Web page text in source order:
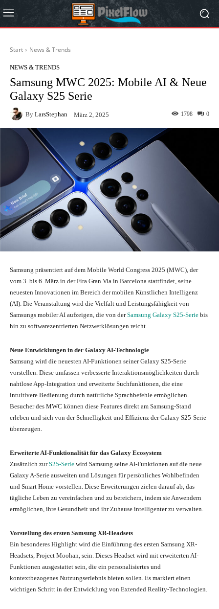
Start News & Trends
NEWS & TRENDS
Samsung MWC 2025: Mobile AI & Neue
Galaxy S25 Serie
By LarsStephan März 2, 2025 0
1798
Samsung präsentiert auf dem Mobile World Congress 2025 (MWC), der
vom 3. bis 6. März in der Fira Gran Via in Barcelona stattfindet, seine
neuesten Innovationen im Bereich der mobilen Künstlichen Intelligenz
(AI). Die Veranstaltung wird die Vielfalt und Leistungsfähigkeit von
Samsungs mobiler AI aufzeigen, die von derSamsung Galaxy S25-Serie bis
hin zu softwarezentrierten Netzwerklösungen reicht.
Neue Entwicklungen in der Galaxy AI-Technologie
Samsung wird die neuesten AI-Funktionen seiner Galaxy S25-Serie
vorstellen. Diese umfassen verbesserte Interaktionsmöglichkeiten durch
nahtlose App-Integration und erweiterte Suchfunktionen, die eine
intuitivere Bedienung durch natürliche Sprachbefehle ermöglichen.
Besucher des MWC können diese Features direkt am Samsung-Stand
erleben und sich von der Schnelligkeit und Effizienz der Galaxy S25-Serie
überzeugen.
Erweiterte AI-Funktionalität für das Galaxy Ecosystem
Zusätzlich zurS25-Serie wird Samsung seine AI-Funktionen auf die neue
Galaxy A-Serie ausweiten und Lösungen für persönliches Wohlbefinden
und Smart Home vorstellen. Diese Erweiterungen zielen darauf ab, das
tägliche Leben zu vereinfachen und zu bereichern, indem sie Anwendern
ermöglichen, ihre Gesundheit und ihr Zuhause intelligenter zu verwalten.
Vorstellung des ersten Samsung XR-Headsets
Ein besonderes Highlight wird die Einführung des ersten Samsung XR-
Headsets, Project Moohan, sein. Dieses Headset wird mit erweiterten AI-
Funktionen ausgestattet sein, die ein personalisiertes und
kontextbezogenes Nutzungserlebnis bieten sollen. Es markiert einen
wichtigen Schritt in der Entwicklung von Extended Reality-Technologien.